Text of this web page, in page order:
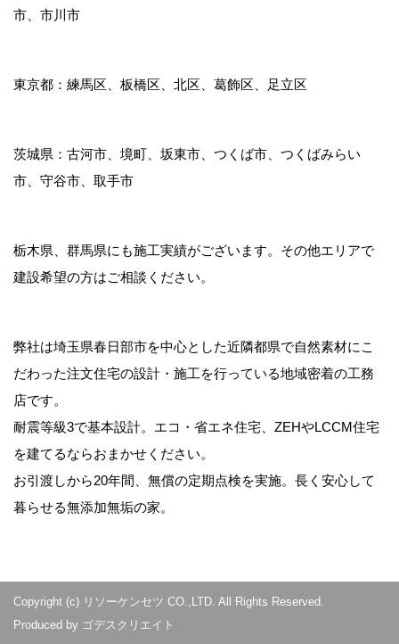
市、市川市
東京都：練馬区、板橋区、北区、葛飾区、足立区
茨城県：古河市、境町、坂東市、つくば市、つくばみらい
市、守谷市、取手市
栃木県、群馬県にも施工実績がございます。その他エリアで
建設希望の方はご相談ください。
弊社は埼玉県春日部市を中心とした近隣都県で自然素材にこ
だわった注文住宅の設計・施工を行っている地域密着の工務
店です。
耐震等級3で基本設計。エコ・省エネ住宅、ZEHやLCCM住宅
を建てるならおまかせください。
お引渡しから20年間、無償の定期点検を実施。長く安心して
暮らせる無添加無垢の家。
Copyright (c) リソーケンセツ CO.,LTD. All Rights Reserved.
Produced by ゴデスクリエイト